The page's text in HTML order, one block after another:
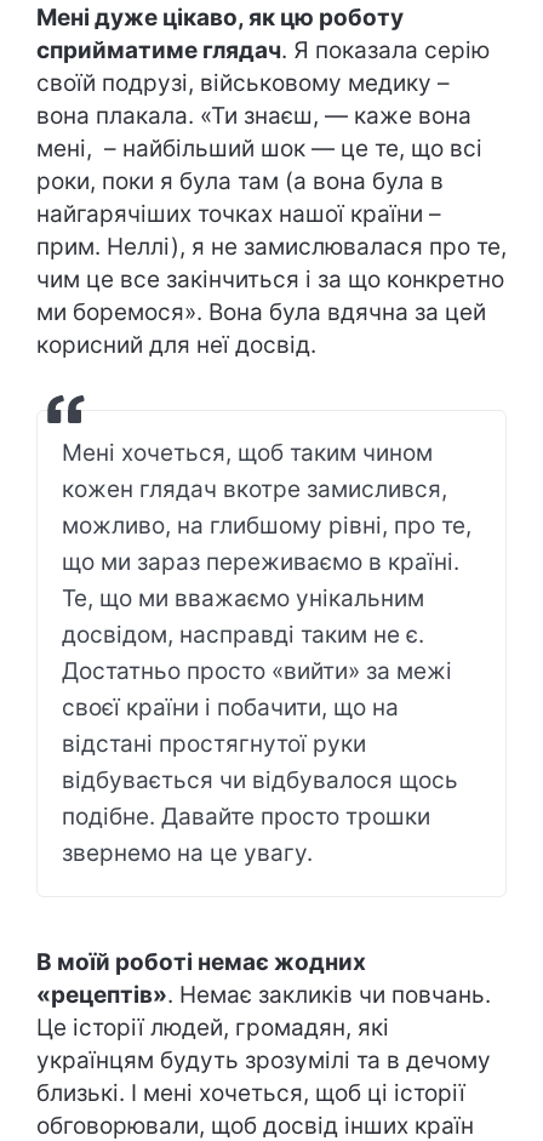
Мені дуже цікаво, як цю роботу
сприйматиме глядач. Я показала серію
своїй подрузі, військовому медику –
вона плакала. «Ти знаєш, — каже вона
мені, – найбільший шок — це те, що всі
роки, поки я була там (а вона була в
найгарячіших точках нашої країни –
прим. Неллі), я не замислювалася про те,
чим це все закінчиться і за що конкретно
ми боремося». Вона була вдячна за цей
корисний для неї досвід.
Мені хочеться, щоб таким чином
кожен глядач вкотре замислився,
можливо, на глибшому рівні, про те,
що ми зараз переживаємо в країні.
Те, що ми вважаємо унікальним
досвідом, насправді таким не є.
Достатньо просто «вийти» за межі
своєї країни і побачити, що на
відстані простягнутої руки
відбувається чи відбувалося щось
подібне. Давайте просто трошки
звернемо на це увагу.
В моїй роботі немає жодних
«рецептів». Немає закликів чи повчань.
Це історії людей, громадян, які
українцям будуть зрозумілі та в дечому
близькі. І мені хочеться, щоб ці історії
обговорювали, щоб досвід інших країн